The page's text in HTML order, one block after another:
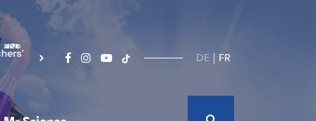
DE FR